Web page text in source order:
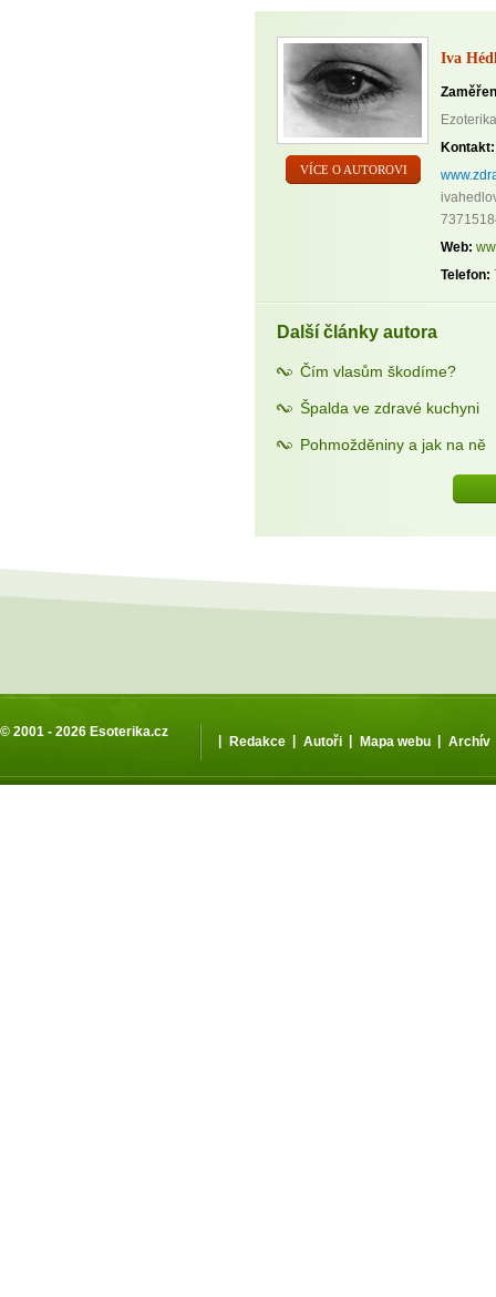
VÍCE O AUTOROVI
Iva
Kontakt:
Web:
Telefon:
Další články autora
Čím vlasům škodíme?
Špalda ve zdravé kuchyni
Pohmožděniny a jak na ně
© 2001 - 2026 Esoterika.cz
| Redakce | Autoři | Mapa webu | Archív